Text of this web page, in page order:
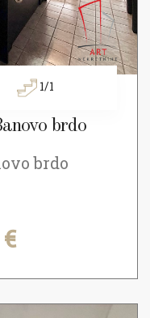
1/1
brdo
brdo